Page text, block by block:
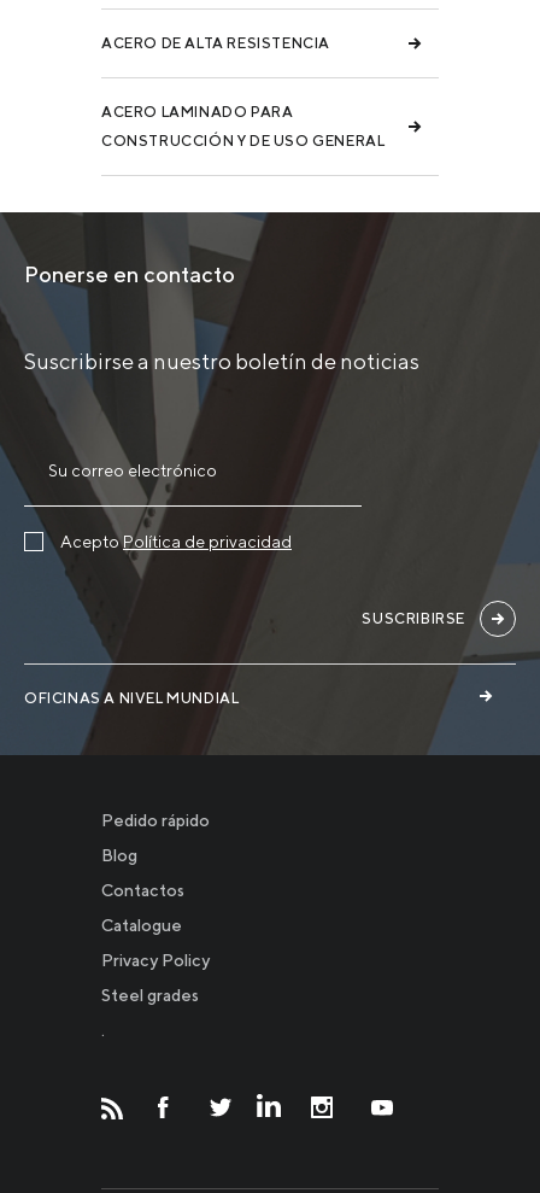
ACERO DE ALTA RESISTENCIA
ACERO LAMINADO PARA
CONSTRUCCIÓN Y DE USO GENERAL
Ponerse en contacto
Suscribirse a nuestro boletín de noticias
OFICINAS A NIVEL MUNDIAL
AceptoPolítica de privacidad
SUSCRIBIRSE
Pedido rápido
Blog
Contactos
Catalogue
Privacy Policy
Steel grades
.
Новости
Инвесторам